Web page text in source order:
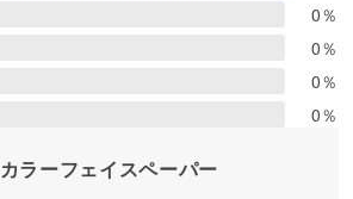
0％
0％
0％
0％
カラーフェイスペーパー